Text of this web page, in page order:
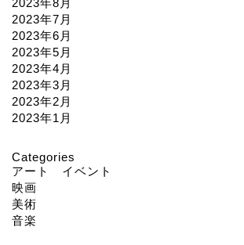
2023年7月
2023年6月
2023年5月
2023年4月
2023年3月
2023年2月
2023年1月
Categories
アート イベント
映画
美術
音楽